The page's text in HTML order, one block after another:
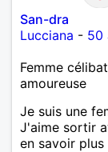
San-dra
Lucciana - 50
Femme
amoureuse
Je suis une
J'aime sortir
en savoir